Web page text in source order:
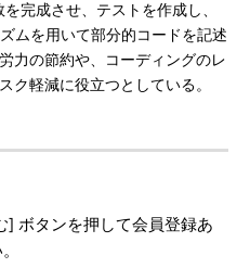
完成させ、テストを作成し、
ムを用いて部分的コードを記述
力の節約や、コーディングのレ
ク軽減に役立つとしている。
] ボタンを押して会員登録あ